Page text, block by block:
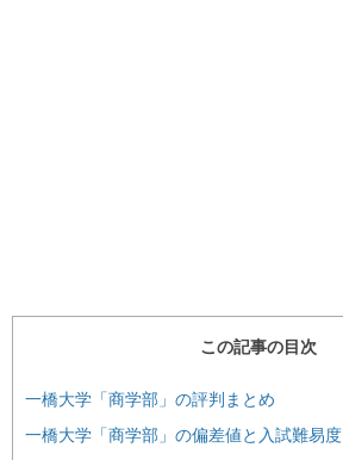
この記事の目次
一橋大学「商学部」の評判まとめ
一橋大学「商学部」の偏差値と入試難易度